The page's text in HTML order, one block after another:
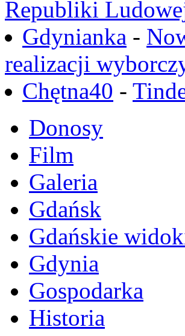
Republiki
Gdynianka -
realizacji
Chętna40 -
Donosy
Film
Galeria
Gdańsk
Gdańskie
Gdynia
Gospodarka
Historia